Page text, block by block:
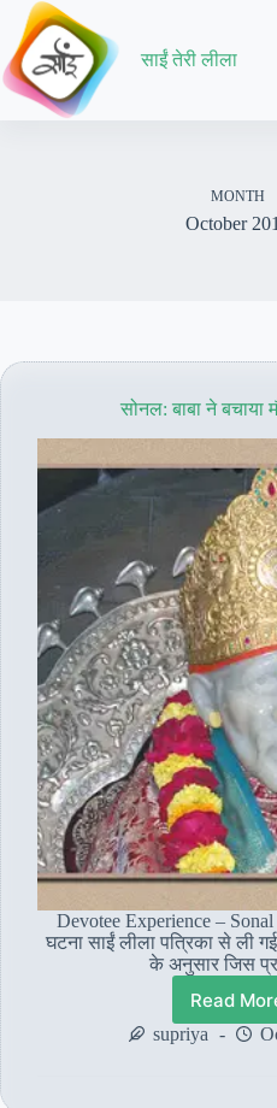
Skip
content
साईं तेरी लीला
MONTH
October
सोनल: बाबा ने बचाया
Devotee Experience –
घटना साईं लीला पत्रिका से ली
के अनुसार जिस
Read
बाबा
supriya